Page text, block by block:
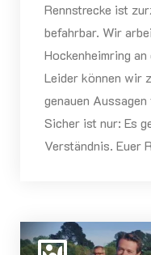
Rennstrecke ist
befahrbar. Wir
Hockenheimring
Leider können wir
genauen
Sicher ist nur: Es
Verständnis. Euer